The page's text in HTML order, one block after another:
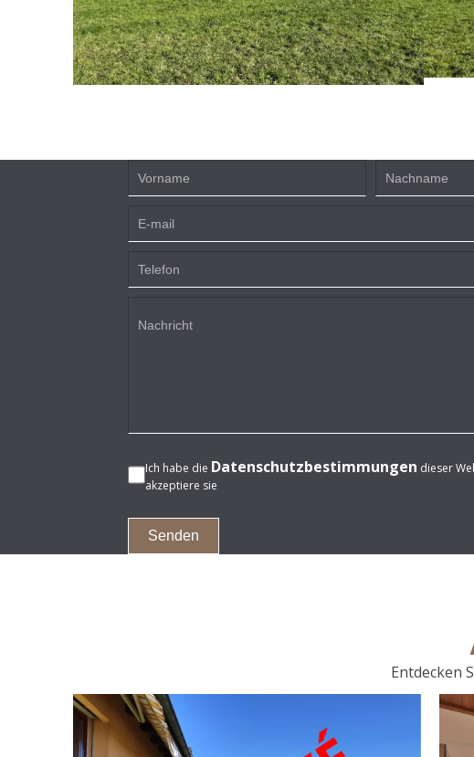
Ich habe die Datenschutzbestimmungen dieser
akzeptiere sie
Senden
Entdecken